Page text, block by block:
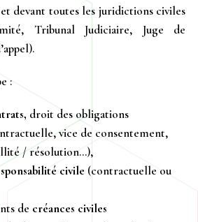
et devant toutes les juridictions civiles
Tribunal Judiciaire, Juge de
:
droit des obligations
vice de consentement,
/ résolution…),
civile (contractuelle ou
de créances civiles